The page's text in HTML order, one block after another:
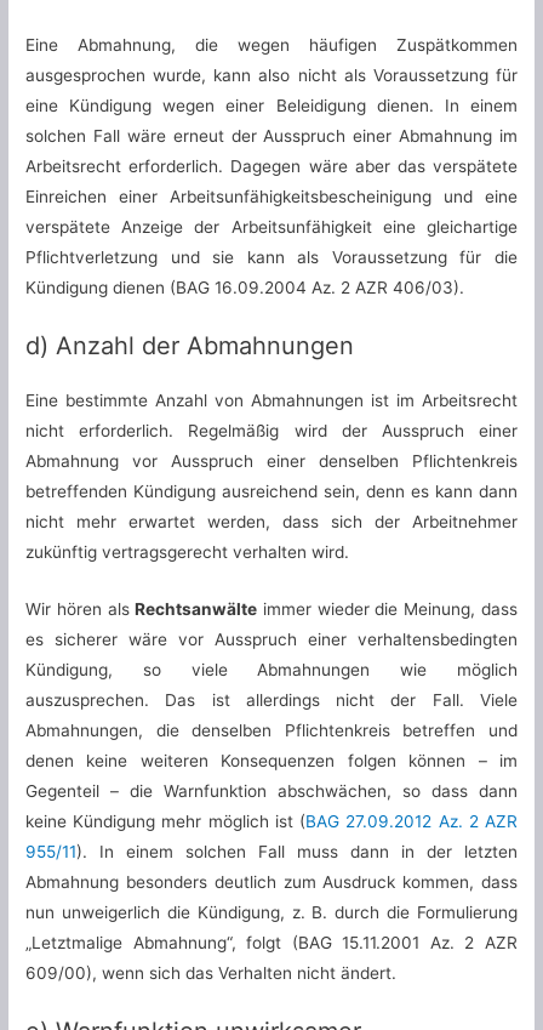
Eine Abmahnung, die wegen häufigen Zuspätkommen
ausgesprochen wurde, kann also nicht als Voraussetzung für
eine Kündigung wegen einer Beleidigung dienen. In einem
solchen Fall wäre erneut der Ausspruch einer Abmahnung im
Arbeitsrecht erforderlich. Dagegen wäre aber das verspätete
Einreichen einer Arbeitsunfähigkeitsbescheinigung und eine
verspätete Anzeige der Arbeitsunfähigkeit eine gleichartige
Pflichtverletzung und sie kann als Voraussetzung für die
Kündigung dienen (BAG 16.09.2004 Az. 2 AZR 406/03).
d) Anzahl der Abmahnungen
Eine bestimmte Anzahl von Abmahnungen ist im Arbeitsrecht
nicht erforderlich. Regelmäßig wird der Ausspruch einer
Abmahnung vor Ausspruch einer denselben Pflichtenkreis
betreffenden Kündigung ausreichend sein, denn es kann dann
nicht mehr erwartet werden, dass sich der Arbeitnehmer
zukünftig vertragsgerecht verhalten wird.
Wir hören alsRechtsanwälte immer wieder die Meinung, dass
es sicherer wäre vor Ausspruch einer verhaltensbedingten
Kündigung, so viele Abmahnungen wie möglich
auszusprechen. Das ist allerdings nicht der Fall. Viele
Abmahnungen, die denselben Pflichtenkreis betreffen und
denen keine weiteren Konsequenzen folgen können – im
Gegenteil – die Warnfunktion abschwächen, so dass dann
keine Kündigung mehr möglich ist (BAG 27.09.2012 Az. 2 AZR
955/11). In einem solchen Fall muss dann in der letzten
Abmahnung besonders deutlich zum Ausdruck kommen, dass
nun unweigerlich die Kündigung, z. B. durch die Formulierung
„Letztmalige Abmahnung“, folgt (BAG 15.11.2001 Az. 2 AZR
609/00), wenn sich das Verhalten nicht ändert.